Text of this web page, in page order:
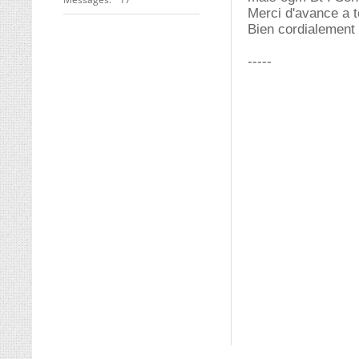
Merci d'avance a
Bien cordialement
-----